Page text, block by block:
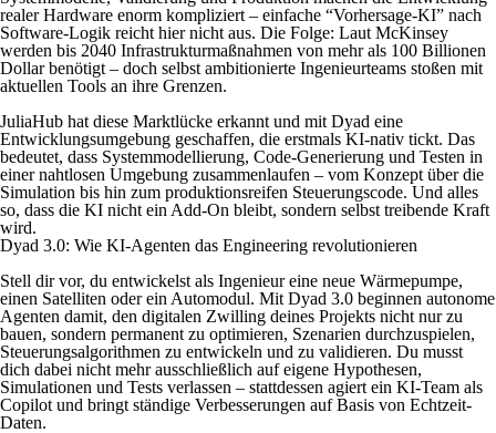
realer Hardware enorm kompliziert – einfache “Vorhersage-KI” nach
Software-Logik reicht hier nicht aus. Die Folge: Laut McKinsey
werden bis 2040 Infrastrukturmaßnahmen von mehr als 100 Billionen
Dollar benötigt – doch selbst ambitionierte Ingenieurteams stoßen mit
aktuellen Tools an ihre Grenzen.
JuliaHub hat diese Marktlücke erkannt und mit Dyad eine
Entwicklungsumgebung geschaffen, die erstmals KI-nativ tickt. Das
bedeutet, dass Systemmodellierung, Code-Generierung und Testen in
einer nahtlosen Umgebung zusammenlaufen – vom Konzept über die
Simulation bis hin zum produktionsreifen Steuerungscode. Und alles
so, dass die KI nicht ein Add-On bleibt, sondern selbst treibende Kraft
wird.
Dyad 3.0: Wie KI-Agenten das Engineering revolutionieren
Stell dir vor, du entwickelst als Ingenieur eine neue Wärmepumpe,
einen Satelliten oder ein Automodul. Mit Dyad 3.0 beginnen autonome
Agenten damit, den digitalen Zwilling deines Projekts nicht nur zu
bauen, sondern permanent zu optimieren, Szenarien durchzuspielen,
Steuerungsalgorithmen zu entwickeln und zu validieren. Du musst
dich dabei nicht mehr ausschließlich auf eigene Hypothesen,
Simulationen und Tests verlassen – stattdessen agiert ein KI-Team als
Copilot und bringt ständige Verbesserungen auf Basis von Echtzeit-
Daten.